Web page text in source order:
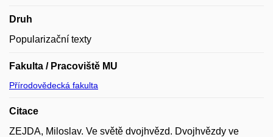
Druh
Popularizační texty
Fakulta / Pracoviště MU
Přírodovědecká fakulta
Citace
ZEJDA, Miloslav. Ve světě dvojhvězd. Dvojhvězdy ve